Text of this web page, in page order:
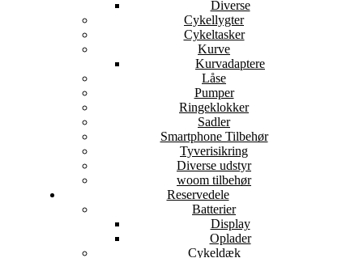
Diverse
Cykellygter
Cykeltasker
Kurve
Kurvadaptere
Låse
Pumper
Ringeklokker
Sadler
Smartphone Tilbehør
Tyverisikring
Diverse udstyr
woom tilbehør
Reservedele
Batterier
Display
Oplader
Cykeldæk